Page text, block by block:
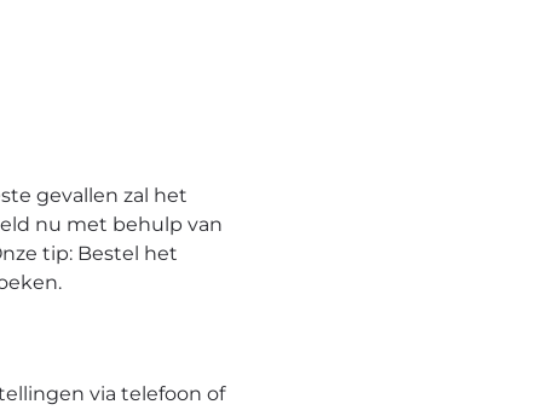
gevallen zal het
nu met behulp van
tip: Bestel het
via telefoon of